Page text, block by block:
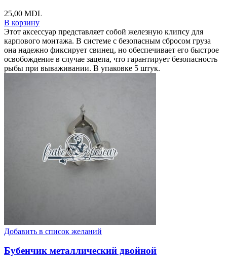
25,00 MDL
В корзину
Этот аксессуар представляет собой железную клипсу для
карпового монтажа. В системе с безопасным сбросом груза
она надежно фиксирует свинец, но обеспечивает его быстрое
освобождение в случае зацепа, что гарантирует безопасность
рыбы при вываживании. В упаковке 5 штук.
Добавить в список желаний
Бубенчик металлический двойной